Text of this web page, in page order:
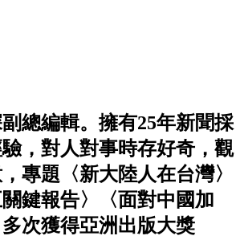
總編輯。擁有25年新聞採
，對人對事時存好奇，觀
專題〈新大陸人在台灣〉
關鍵報告〉〈面對中國加
次獲得亞洲出版大獎